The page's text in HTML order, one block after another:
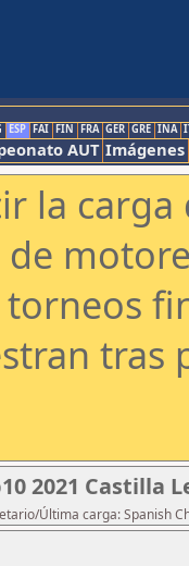
ESP FAI FIN FRA GER GRE INA
AUT Imágenes
la
tras
2021 Castilla
Última carga: Spanish